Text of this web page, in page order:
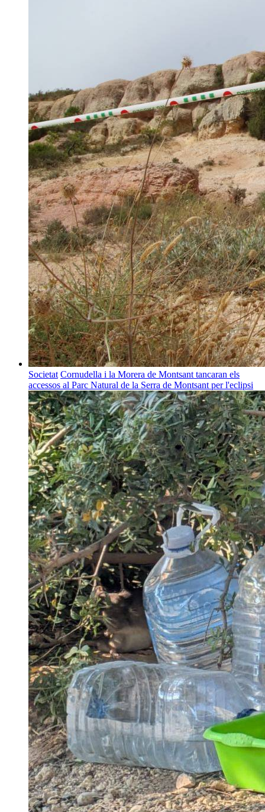
Societat Cornudella i la Morera de Montsant tancaran els
accessos al Parc Natural de la Serra de Montsant per l'eclipsi